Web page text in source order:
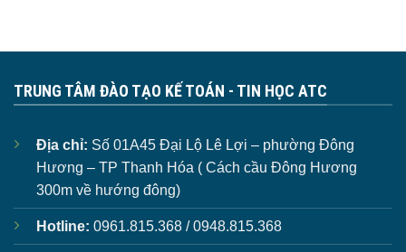
TRUNG TÂM ĐÀO TẠO KẾ TOÁN - TIN HỌC ATC
Địa chỉ: Số 01A45 Đại Lộ Lê Lợi – phường Đông
Hương – TP Thanh Hóa ( Cách cầu Đông Hương
300m về hướng đông)
Hotline: 0961.815.368 / 0948.815.368